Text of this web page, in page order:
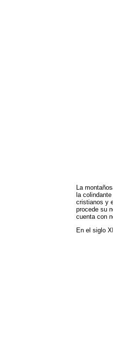
La
la
cristianos y
procede su
cuenta con
En el siglo